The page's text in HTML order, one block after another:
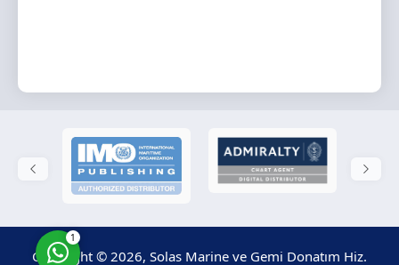
Copyright © 2026, Solas Marine ve Gemi Donatım Hiz.
Cevap Yaz
1